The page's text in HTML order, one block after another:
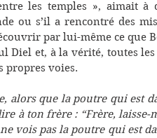
les temples », aimait à
ou s’il a rencontré des
par lui-même ce que
Diel et, à la vérité, toutes
propres voies.
alors que la poutre qui est
à ton frère : “Frère, laisse-
vois pas la poutre qui est